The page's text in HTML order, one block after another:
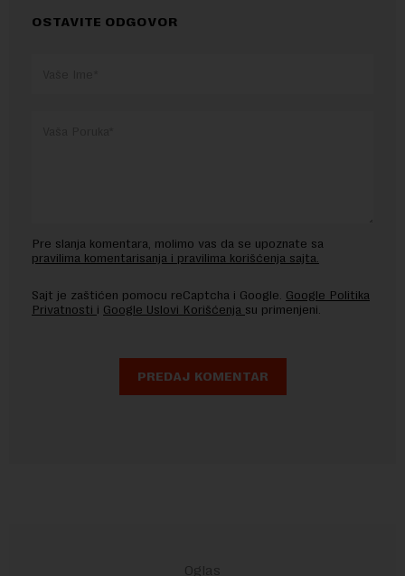
OSTAVITE ODGOVOR
Pre slanja komentara, molimo vas da se upoznate sa
pravilima komentarisanja i pravilima korišćenja sajta.
Sajt je zaštićen pomocu reCaptcha i Google. Google Politika
Privatnosti i Google Uslovi Korišćenja su primenjeni.